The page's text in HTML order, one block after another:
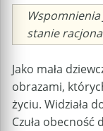
Caption
Wspomnienia
stanie
Jako mała
obrazami,
życiu. Widziała
Czuła obecność